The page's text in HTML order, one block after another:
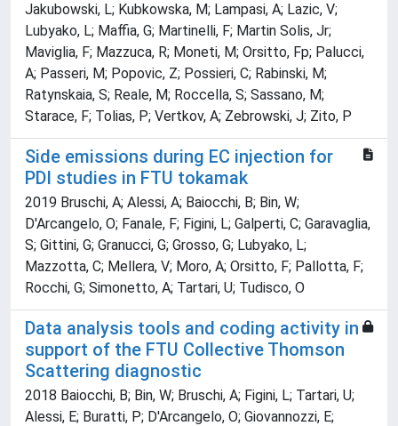
Jakubowski, L; Kubkowska, M; Lampasi, A; Lazic, V;
Lubyako, L; Maffia, G; Martinelli, F; Martin Solis, Jr;
Maviglia, F; Mazzuca, R; Moneti, M; Orsitto, Fp; Palucci,
A; Passeri, M; Popovic, Z; Possieri, C; Rabinski, M;
Ratynskaia, S; Reale, M; Roccella, S; Sassano, M;
Starace, F; Tolias, P; Vertkov, A; Zebrowski, J; Zito, P
Side emissions during EC injection for
PDI studies in FTU tokamak
2019 Bruschi, A; Alessi, A; Baiocchi, B; Bin, W;
D'Arcangelo, O; Fanale, F; Figini, L; Galperti, C; Garavaglia,
S; Gittini, G; Granucci, G; Grosso, G; Lubyako, L;
Mazzotta, C; Mellera, V; Moro, A; Orsitto, F; Pallotta, F;
Rocchi, G; Simonetto, A; Tartari, U; Tudisco, O
Data analysis tools and coding activity in
support of the FTU Collective Thomson
Scattering diagnostic
2018 Baiocchi, B; Bin, W; Bruschi, A; Figini, L; Tartari, U;
Alessi, E; Buratti, P; D'Arcangelo, O; Giovannozzi, E;